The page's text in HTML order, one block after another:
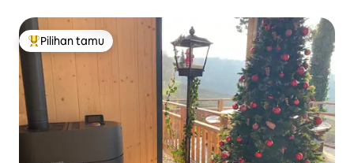
Pilihan tamu terpopuler
Pilihan tamu